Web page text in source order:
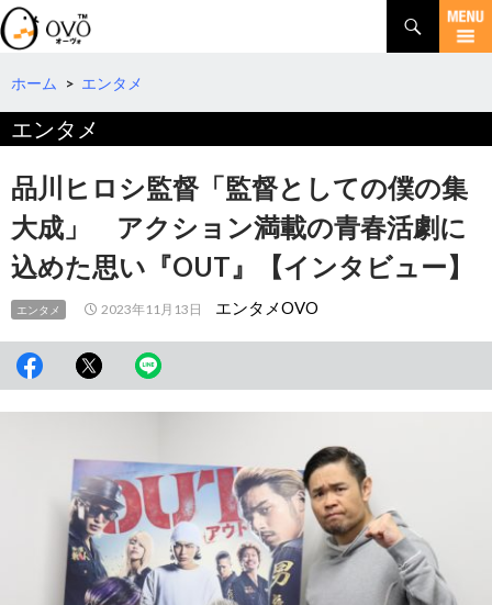
検
索
コ
テ
へ
動
ホーム > エンタメ
エンタメ
品川ヒロシ監督「監督としての僕の集
大成」 アクション満載の青春活劇に
込めた思い『OUT』【インタビュー】
エンタメ 2023年11月13日 エンタメOVO